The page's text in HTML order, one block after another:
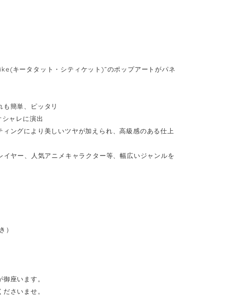
キータタット・シティケット)”のポップアートがパネ
簡単、ピッタリ
ャレに演出
ングにより美しいツヤが加えられ、高級感のある仕上
ヤー、人気アニメキャラクター等、幅広いジャンルを
）
座います。
さいませ。